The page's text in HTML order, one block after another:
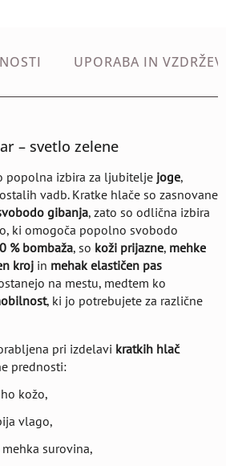
UPORABA IN
– svetlo zelene
popolna izbira za ljubitelje joge,
vadb. Kratke hlače so zasnovane
gibanja, zato so odlična izbira
ki omogoča popolno svobodo
% bombaža, so koži prijazne, mehke
kroj in mehak elastičen pas
na mestu, medtem ko
, ki jo potrebujete za različne
pri izdelavi kratkih hlač
prednosti:
kožo,
vlago,
surovina,